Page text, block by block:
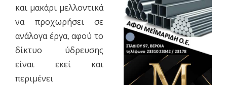
και μακάρι μελλοντικά
να προχωρήσει σε
ανάλογα έργα, αφού το
δίκτυο ύδρευσης
είναι εκεί και
περιμένει